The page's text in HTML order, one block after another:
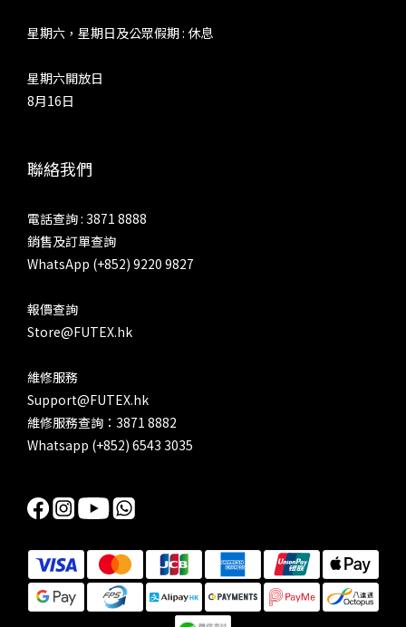
星期六，星期日及公眾假期 : 休息
星期六開放日
8月16日
聯絡我們
電話查詢 : 3871 8888
銷售及訂單查詢
WhatsApp (+852) 9220 9827
報價查詢
Store@FUTEX.hk
維修服務
Support@FUTEX.hk
維修服務查詢：3871 8882
Whatsapp (+852) 6543 3035